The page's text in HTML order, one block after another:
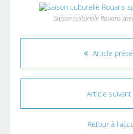
Saison culturelle Rouans
Article
Article suivant
Retour à